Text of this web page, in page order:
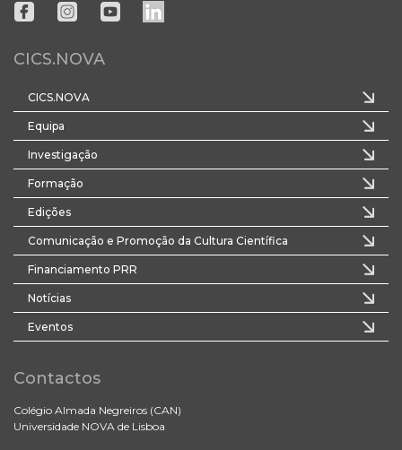
CICS.NOVA
CICS.NOVA
Equipa
Investigação
Formação
Edições
Comunicação e Promoção da Cultura Científica
Financiamento PRR
Notícias
Eventos
Contactos
Colégio Almada Negreiros (CAN)
Universidade NOVA de Lisboa